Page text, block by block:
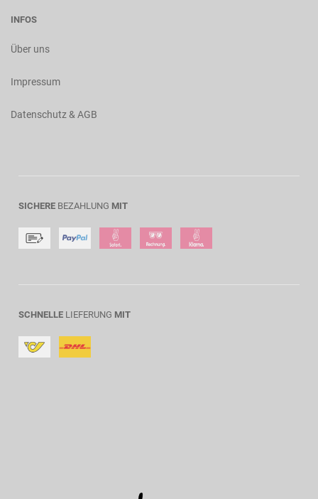
INFOS
Über uns
Impressum
Datenschutz & AGB
SICHERE BEZAHLUNG MIT
SCHNELLE LIEFERUNG MIT